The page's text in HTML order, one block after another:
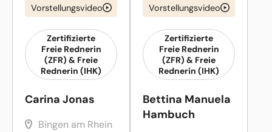
Vorstellungsvideo
Zertifizierte
Freie Rednerin
(ZFR) & Freie
Rednerin (IHK)
Carina Jonas
Bingen am Rhein
Vorstellungsvideo
Zertifizierte
Freie Rednerin
(ZFR) & Freie
Rednerin (IHK)
Bettina Manuela
Hambuch